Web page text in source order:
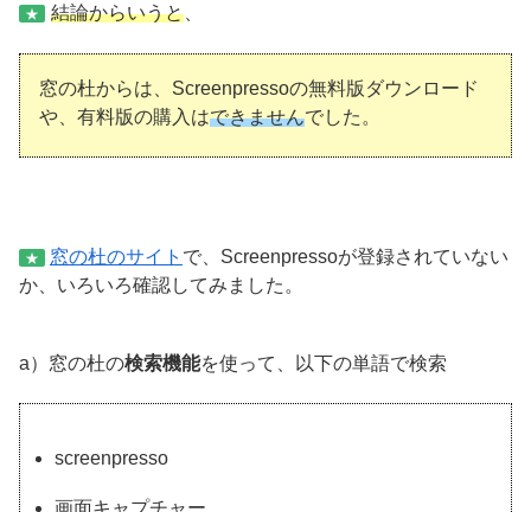
★ 結論からいうと
窓の杜からは、Screenpressoの無料版ダウンロード
や、有料版の購入はできませんでした。
★ 窓の杜のサイト で、Screenpressoが登録されていない
か、いろいろ確認してみました。
a）窓の杜の検索機能を使って、以下の単語で検索
screenpresso